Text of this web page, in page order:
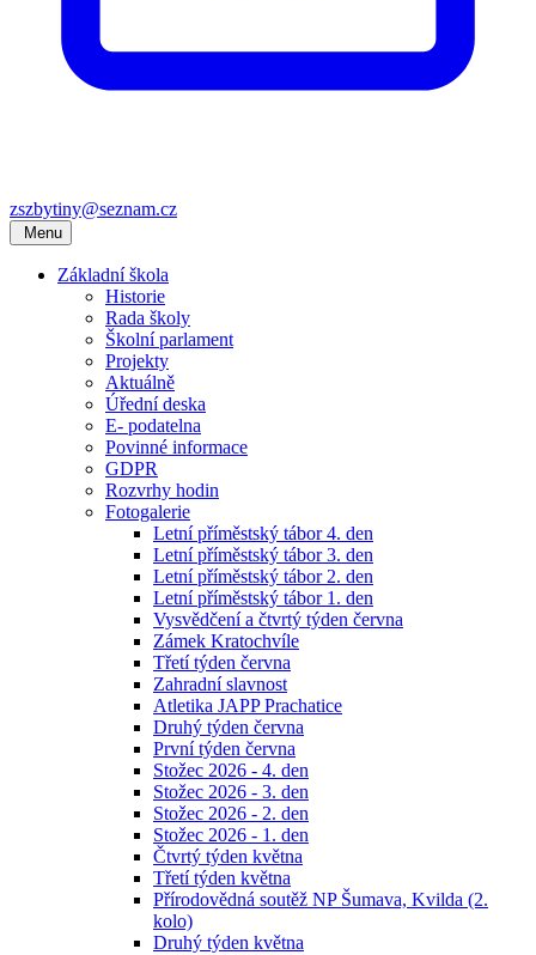
zszbytiny@seznam.cz
Menu
Základní škola
Historie
Rada školy
Školní parlament
Projekty
Aktuálně
Úřední deska
E- podatelna
Povinné informace
GDPR
Rozvrhy hodin
Fotogalerie
Letní příměstský tábor 4. den
Letní příměstský tábor 3. den
Letní příměstský tábor 2. den
Letní příměstský tábor 1. den
Vysvědčení a čtvrtý týden června
Zámek Kratochvíle
Třetí týden června
Zahradní slavnost
Atletika JAPP Prachatice
Druhý týden června
První týden června
Stožec 2026 - 4. den
Stožec 2026 - 3. den
Stožec 2026 - 2. den
Stožec 2026 - 1. den
Čtvrtý týden května
Třetí týden května
Přírodovědná soutěž NP Šumava, Kvilda (2.
kolo)
Druhý týden května